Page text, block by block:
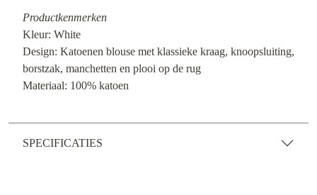
Productkenmerken
Kleur: White
Design: Katoenen blouse met klassieke kraag, knoopsluiting,
borstzak, manchetten en plooi op de rug
Materiaal: 100% katoen
SPECIFICATIES